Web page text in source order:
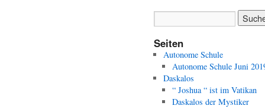
Seiten
Autonome Schule
Autonome Schule Juni
Daskalos
“ Joshua “ ist im Vatikan
Daskalos der Mystiker